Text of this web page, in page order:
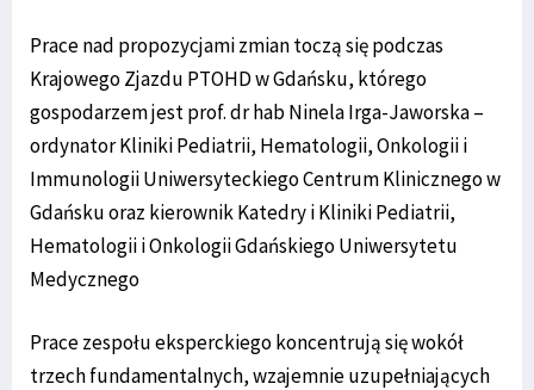
Prace nad propozycjami zmian toczą się podczas
Krajowego Zjazdu PTOHD w Gdańsku, którego
gospodarzem jest prof. dr hab Ninela Irga-Jaworska –
ordynator Kliniki Pediatrii, Hematologii, Onkologii i
Immunologii Uniwersyteckiego Centrum Klinicznego w
Gdańsku oraz kierownik Katedry i Kliniki Pediatrii,
Hematologii i Onkologii Gdańskiego Uniwersytetu
Medycznego
Prace zespołu eksperckiego koncentrują się wokół
trzech fundamentalnych, wzajemnie uzupełniających